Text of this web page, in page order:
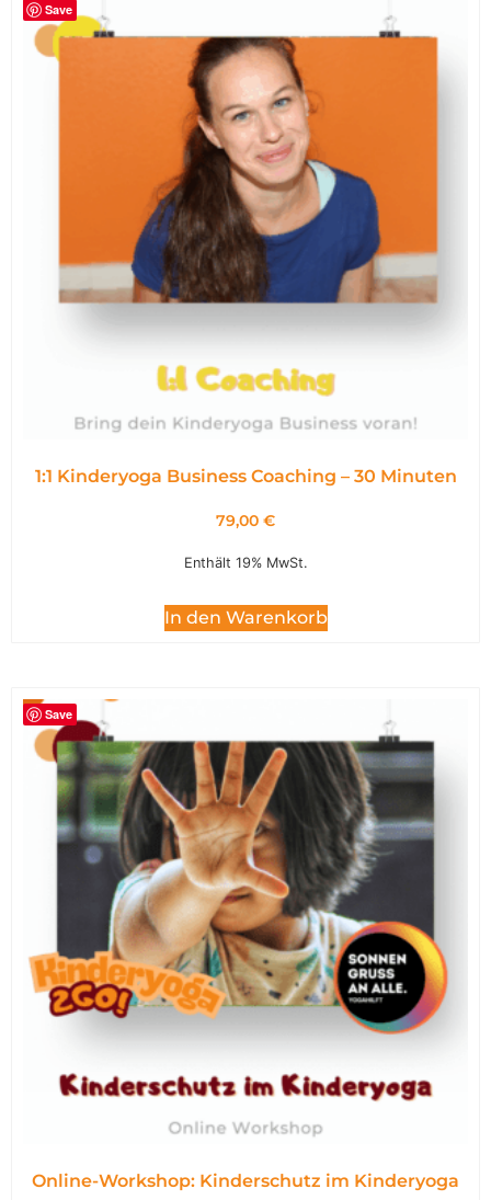
Save
1:1 Kinderyoga Business Coaching – 30 Minuten
79,00 €
Enthält 19% MwSt.
In den Warenkorb
Save
Online-Workshop: Kinderschutz im Kinderyoga